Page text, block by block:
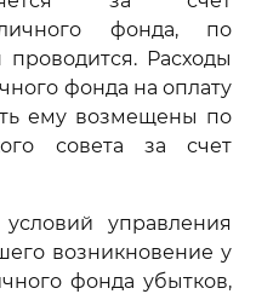
личного фонда, по
Расходы
фонда на оплату
ему возмещены по
совета за счет
управления
возникновение у
фонда убытков,